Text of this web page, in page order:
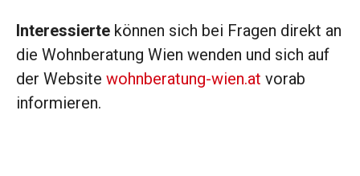
Interessierte können sich bei Fragen direkt an
die Wohnberatung Wien wenden und sich auf
der Website wohnberatung-wien.at vorab
informieren.